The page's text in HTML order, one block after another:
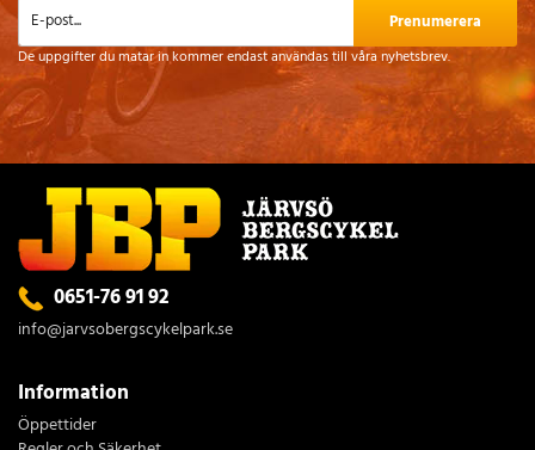
Prenumerera
De uppgifter du matar in kommer endast användas till våra nyhetsbrev.
0651-76 91 92
info@jarvsobergscykelpark.se
Information
Öppettider